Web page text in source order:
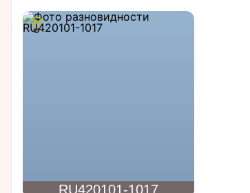
RU420101-1017